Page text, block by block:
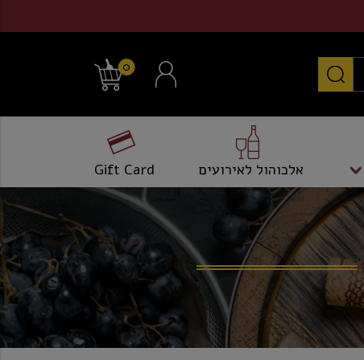
0
אלכוהול לאירועים Gift Card